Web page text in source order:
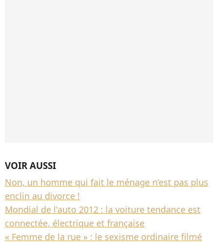
VOIR AUSSI
Non, un homme qui fait le ménage n’est pas plus
enclin au divorce !
Mondial de l'auto 2012 : la voiture tendance est
connectée, électrique et française
« Femme de la rue » : le sexisme ordinaire filmé